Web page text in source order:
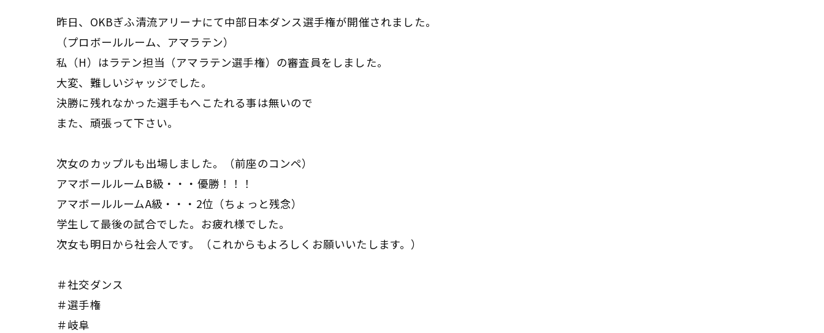
昨日、OKBぎふ清流アリーナにて中部日本ダンス選手権が開催されました。
（プロボールルーム、アマラテン）
私（H）はラテン担当（アマラテン選手権）の審査員をしました。
大変、難しいジャッジでした。
決勝に残れなかった選手もへこたれる事は無いので
また、頑張って下さい。
次女のカップルも出場しました。（前座のコンペ）
アマボールルームB級・・・優勝！！！
アマボールルームA級・・・2位（ちょっと残念）
学生して最後の試合でした。お疲れ様でした。
次女も明日から社会人です。（これからもよろしくお願いいたします。）
＃社交ダンス
＃選手権
＃岐阜